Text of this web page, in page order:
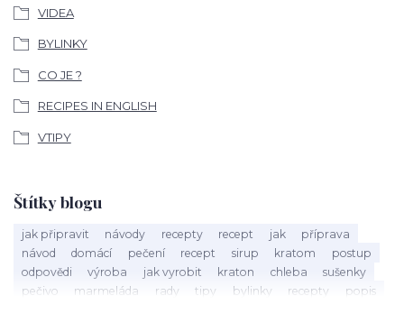
VIDEA
BYLINKY
CO JE ?
RECIPES IN ENGLISH
VTIPY
Štítky blogu
jak připravit návody recepty recept jak
příprava
návod
domácí pečení recept sirup kratom
postup
odpovědi
výroba jak vyrobit kraton chleba
sušenky
pečivo
marmeláda rady tipy bylinky recepty
popis